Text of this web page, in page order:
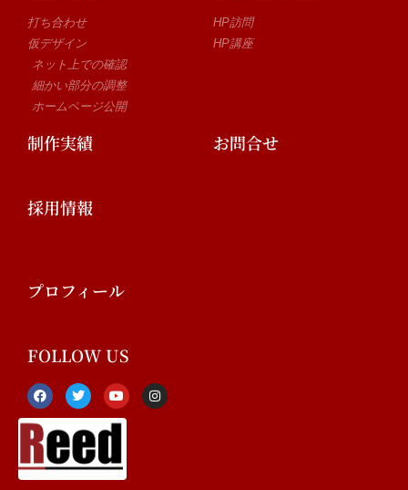
打ち合わせ
仮デザイン
ネット上での確認
細かい部分の調整
ホームページ公開
HP訪問
HP講座
制作実績 お問合せ
採用情報
プロフィール
FOLLOW US
F
a
c
e
b
o
o
k
T
w
i
t
e
r
Y
o
u
t
e
I
n
s